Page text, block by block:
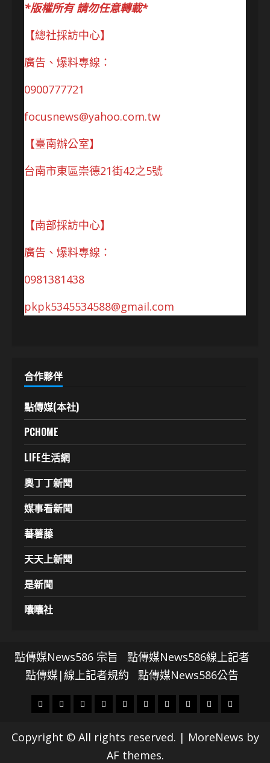
*版權所有 請勿任意轉載*
【總社採訪中心】
廣告、爆料專線：
0900777721
focusnews@yahoo.com.tw
【臺南辦公室】
台南市東區崇德21街42之5號
【南部採訪中心】
廣告、爆料專線：
0981381438
pkpk5345534588@gmail.com
合作夥伴
點傳媒(本社)
PCHOME
LIFE生活網
奧丁丁新聞
媒事看新聞
蕃薯藤
天天上新聞
是新聞
囔囔社
點傳媒News586 宗旨
點傳媒News586線上記者
點傳媒|線上記者規約
點傳媒News586公告
頭
財
地
社
文
科
技
專
娛
影
劇
政
國
運
生
Copyright © All rights reserved. | MoreNews by
AF themes.